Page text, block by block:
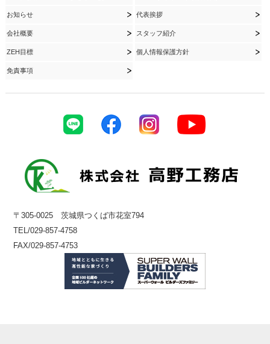
お知らせ 代表挨拶
会社概要 スタッフ紹介
ZEH目標 個人情報保護方針
免責事項
〒305-0025 茨城県つくば市花室794
TEL/029-857-4758
FAX/029-857-4753